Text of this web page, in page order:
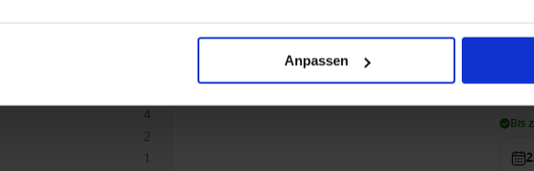
Anpassen
4
4
2
1
Nur Kreuzfahrt
Bis